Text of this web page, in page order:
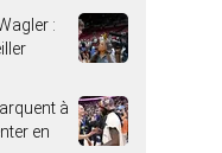
:
à
en